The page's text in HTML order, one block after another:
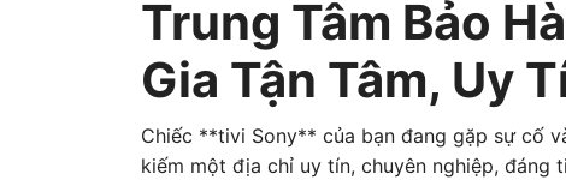
Trung Tâm Bảo
Gia Tận Tâm, Uy
Chiếc **tivi Sony** của bạn đang gặp sự cố
kiếm một địa chỉ uy tín, chuyên nghiệp,